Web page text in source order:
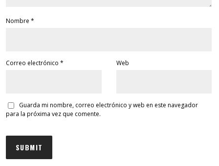
Nombre *
Correo electrónico * Web
Guarda mi nombre, correo electrónico y web en este navegador
para la próxima vez que comente.